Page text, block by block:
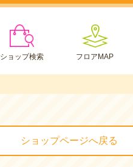
ショップ検索 フロアMAP
ショップページへ戻る